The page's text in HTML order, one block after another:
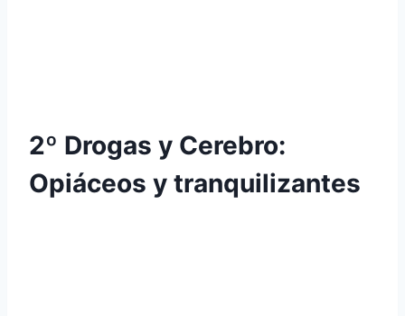
2º Drogas y Cerebro:
Opiáceos y tranquilizantes